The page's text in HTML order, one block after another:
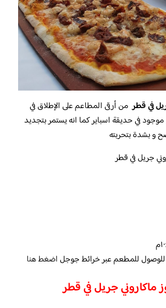
في قطرمن أرقى المطاعم على الإطلاق في
في حديقة اسباير كما انه يستمر بتجديد
و بشدة بتحربته
جريل في قطر
للمطعم عبر خرائط جوجلاضغط هنا
ماكاروني جريل في قطر